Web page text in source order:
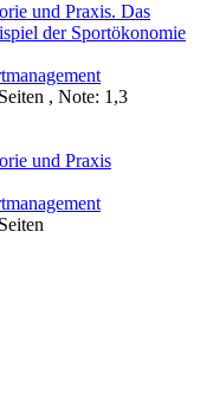
und Praxis. Das
der Sportökonomie
, Note: 1,3
und Praxis